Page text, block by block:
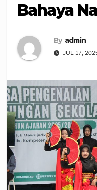
Bahaya
By admin
JUL 17,